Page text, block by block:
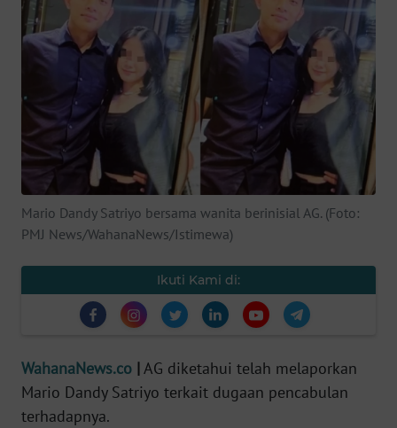
Mario Dandy Satriyo bersama wanita berinisial AG. (Foto:
PMJ News/WahanaNews/Istimewa)
Ikuti Kami di:
WahanaNews.co |AG diketahui telah melaporkan
Mario Dandy Satriyo terkait dugaan pencabulan
terhadapnya.
SAINS-TEKNO
KESEHATAN
INTERNASIONAL
SERBA-SERBI
PENDIDIKAN
Informasi